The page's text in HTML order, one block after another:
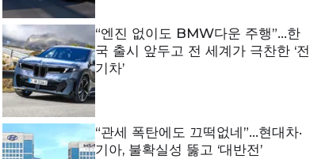
“엔진 없이도 BMW다운 주행”…한
국 출시 앞두고 전 세계가 극찬한 ‘전
기차’
“관세 폭탄에도 끄떡없네”…현대차·
기아, 불확실성 뚫고 ‘대반전’